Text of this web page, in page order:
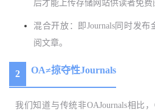
后才能上传存储网站供读者免费
混合开放：即Journals同时发
阅文章。
2 OA≠掠夺性Journals
我们知道与传统非OAJournals相比